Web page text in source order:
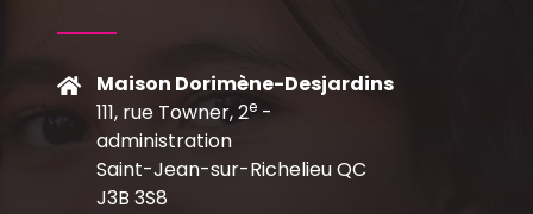
Maison Dorimène-Desjardins
111, rue Towner, 2e -
administration
Saint-Jean-sur-Richelieu QC
J3B 3S8